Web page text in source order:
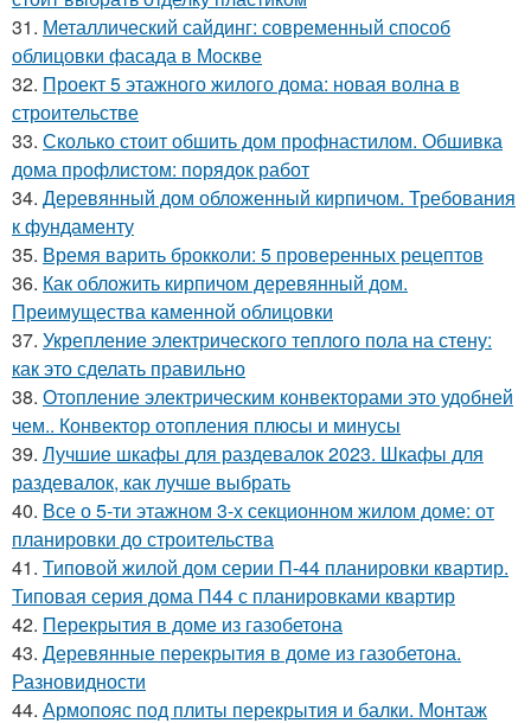
31. Металлический сайдинг: современный способ
облицовки фасада в Москве
32. Проект 5 этажного жилого дома: новая волна в
строительстве
33. Сколько стоит обшить дом профнастилом. Обшивка
дома профлистом: порядок работ
34. Деревянный дом обложенный кирпичом. Требования
к фундаменту
35. Время варить брокколи: 5 проверенных рецептов
36. Как обложить кирпичом деревянный дом.
Преимущества каменной облицовки
37. Укрепление электрического теплого пола на стену:
как это сделать правильно
38. Отопление электрическим конвекторами это удобней
чем.. Конвектор отопления плюсы и минусы
39. Лучшие шкафы для раздевалок 2023. Шкафы для
раздевалок, как лучше выбрать
40. Все о 5-ти этажном 3-х секционном жилом доме: от
планировки до строительства
41. Типовой жилой дом серии П-44 планировки квартир.
Типовая серия дома П44 с планировками квартир
42. Перекрытия в доме из газобетона
43. Деревянные перекрытия в доме из газобетона.
Разновидности
44. Армопояс под плиты перекрытия и балки. Монтаж